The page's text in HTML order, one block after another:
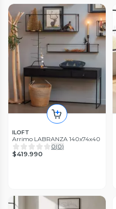
ILOFT
Arrimo LABRANZA 140x74x40
0(0)
$419.990